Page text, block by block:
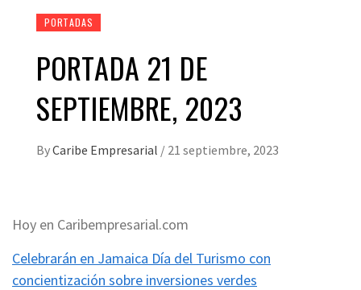
PORTADAS
PORTADA 21 DE
SEPTIEMBRE, 2023
ByCaribe Empresarial / 21 septiembre, 2023
Hoy en Caribempresarial.com
Celebrarán en Jamaica Día del Turismo con
concientización sobre inversiones verdes